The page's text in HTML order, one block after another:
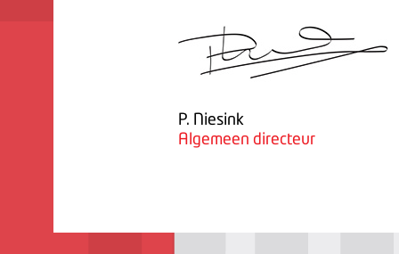
P. Niesink
Algemeen directeur